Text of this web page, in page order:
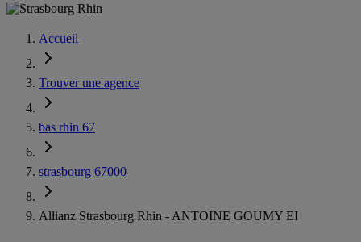
Accueil
Trouver une agence
bas rhin 67
strasbourg 67000
Allianz Strasbourg Rhin - ANTOINE GOUMY EI